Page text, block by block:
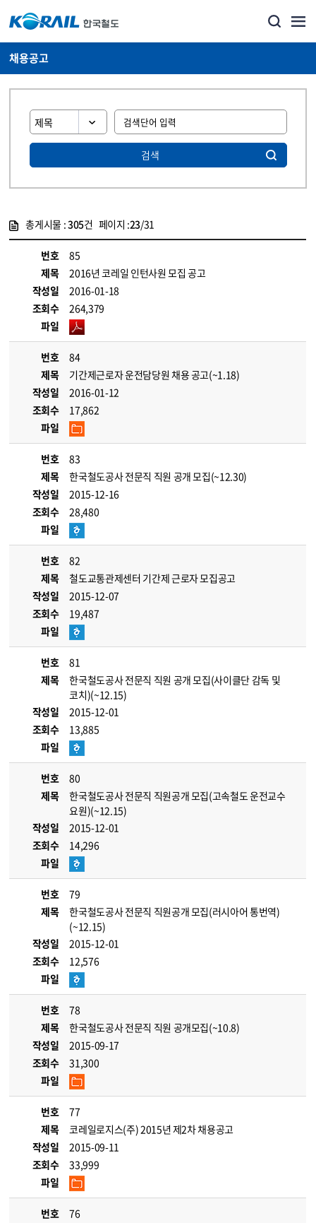
채용공고
검색
총게시물 :305건 페이지 :23/31
번호
85
제목
2016년 코레일 인턴사원 모집 공고
작성일
2016-01-18
조회수
264,379
파일
번호
84
제목
기간제근로자 운전담당원 채용 공고(~1.18)
작성일
2016-01-12
조회수
17,862
파일
번호
83
제목
한국철도공사 전문직 직원 공개 모집(~12.30)
작성일
2015-12-16
조회수
28,480
파일
번호
82
제목
철도교통관제센터 기간제 근로자 모집공고
작성일
2015-12-07
조회수
19,487
파일
번호
81
제목
한국철도공사 전문직 직원 공개 모집(사이클단 감독 및
코치)(~12.15)
작성일
2015-12-01
조회수
13,885
파일
번호
80
제목
한국철도공사 전문직 직원공개 모집(고속철도 운전교수
요원)(~12.15)
작성일
2015-12-01
조회수
14,296
파일
번호
79
제목
한국철도공사 전문직 직원공개 모집(러시아어 통번역)
(~12.15)
작성일
2015-12-01
조회수
12,576
파일
번호
78
제목
한국철도공사 전문직 직원 공개모집(~10.8)
작성일
2015-09-17
조회수
31,300
파일
번호
77
제목
코레일로지스(주) 2015년 제2차 채용공고
작성일
2015-09-11
조회수
33,999
파일
번호
76